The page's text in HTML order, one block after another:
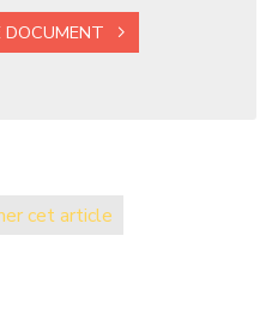
DOCUMENT
cet article